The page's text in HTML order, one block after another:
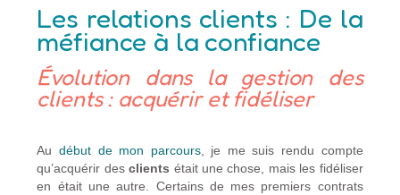
Les relations clients : De la
méfiance à la confiance
Évolution dans la gestion des
clients : acquérir et fidéliser
Au début de mon parcours, je me suis rendu compte
qu’acquérir desclients était une chose, mais les fidéliser
en était une autre. Certains de mes premiers contrats